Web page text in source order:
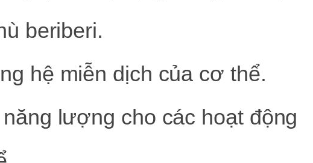
beriberi.
hệ miễn dịch của cơ thể.
lượng cho các hoạt động